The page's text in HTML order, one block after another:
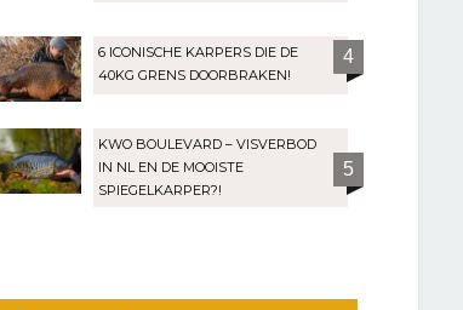
6 ICONISCHE KARPERS DIE DE
40KG GRENS DOORBRAKEN!
4
KWO BOULEVARD – VISVERBOD
IN NL EN DE MOOISTE
SPIEGELKARPER?!
5